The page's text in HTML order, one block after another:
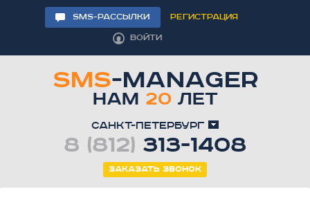
SMS-РАССЫЛКИ
РЕГИСТРАЦИЯ
ВОЙТИ
SMS-MANAGER
НАМ 20ЛЕТ
Санкт-Петербург
8 (812) 313-1408
Заказать звонок